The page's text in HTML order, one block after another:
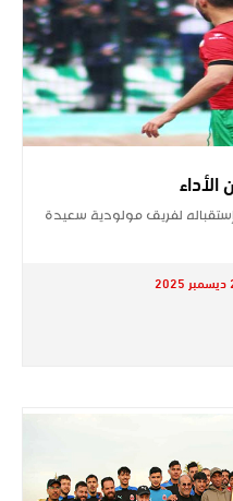
الأداء
لفريق مولودية سعيدة